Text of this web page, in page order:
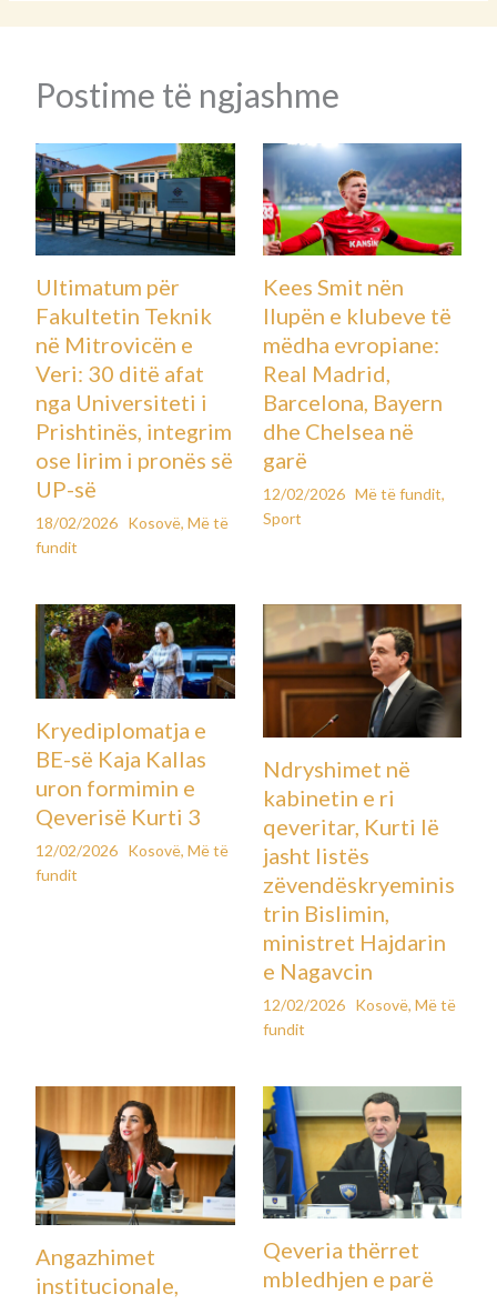
Postime të ngjashme
Ultimatum për
Fakultetin Teknik
në Mitrovicën e
Veri: 30 ditë afat
nga Universiteti i
Prishtinës, integrim
ose lirim i pronës së
UP-së
18/02/2026 Kosovë,Më të
fundit
Kees Smit nën
llupën e klubeve të
mëdha evropiane:
Real Madrid,
Barcelona, Bayern
dhe Chelsea në
garë
12/02/2026 Më të fundit,
Sport
Kryediplomatja e
BE-së Kaja Kallas
uron formimin e
Qeverisë Kurti 3
12/02/2026 Kosovë,Më të
fundit
Ndryshimet në
kabinetin e ri
qeveritar, Kurti lë
jasht listës
zëvendëskryeminis
trin Bislimin,
ministret Hajdarin
e Nagavcin
12/02/2026 Kosovë, Më të
fundit
Angazhimet
institucionale,
Qeveria thërret
mbledhjen e parë